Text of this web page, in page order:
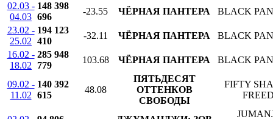
02.03 -
04.03
148 398
696
-23.55 ЧЁРНАЯ ПАНТЕРА
BLACK
23.02 -
25.02
194 123
410
-32.11 ЧЁРНАЯ ПАНТЕРА
BLACK
16.02 -
18.02
285 948
779
103.68 ЧЁРНАЯ ПАНТЕРА BLACK
09.02 -
11.02
140 392
615
48.08
ПЯТЬДЕСЯТ
ОТТЕНКОВ
СВОБОДЫ
FIFTY